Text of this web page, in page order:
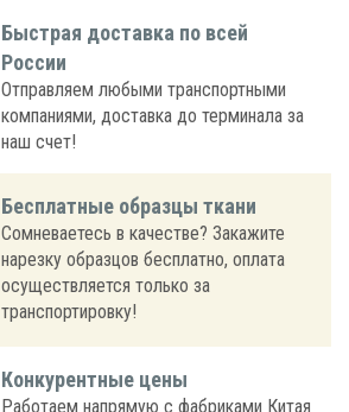
Быстрая доставка по всей
России
Отправляем любыми транспортными
компаниями, доставка до терминала за
наш счет!
Бесплатные образцы ткани
Сомневаетесь в качестве? Закажите
нарезку образцов бесплатно, оплата
осуществляется только за
транспортировку!
Конкурентные цены
Работаем напрямую с фабриками Китая